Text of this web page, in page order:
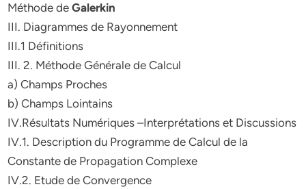
Méthode deGalerkin
III. Diagrammes de Rayonnement
III.1 Définitions
III. 2. Méthode Générale de Calcul
a) Champs Proches
b) Champs Lointains
IV.Résultats Numériques –Interprétations et Discussions
IV.1. Description du Programme de Calcul de la
Constante de Propagation Complexe
IV.2. Etude de Convergence